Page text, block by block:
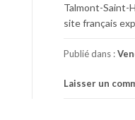
Talmont-Saint-
site français
Publié dans :
Laisser un